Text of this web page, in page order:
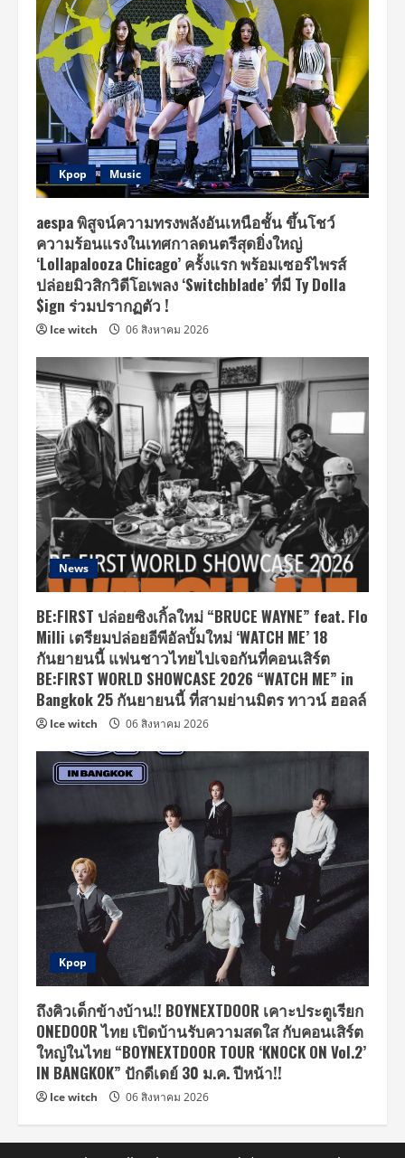
Kpop Music
aespa พิสูจน์ความทรงพลังอันเหนือชั้น ขึ้นโชว์
ความร้อนแรงในเทศกาลดนตรีสุดยิ่งใหญ่
‘Lollapalooza Chicago’ ครั้งแรก พร้อมเซอร์ไพรส์
ปล่อยมิวสิกวิดีโอเพลง ‘Switchblade’ ที่มี Ty Dolla
$ign ร่วมปรากฏตัว !
Ice witch 06 สิงหาคม 2026
News
BE:FIRST ปล่อยซิงเกิ้ลใหม่ “BRUCE WAYNE” feat. Flo
Milli เตรียมปล่อยอีพีอัลบั้มใหม่ ‘WATCH ME’ 18
กันยายนนี้ แฟนชาวไทยไปเจอกันที่คอนเสิร์ต
BE:FIRST WORLD SHOWCASE 2026 “WATCH ME” in
Bangkok 25 กันยายนนี้ ที่สามย่านมิตร ทาวน์ ฮอลล์
Ice witch 06 สิงหาคม 2026
Kpop
ถึงคิวเด็กข้างบ้าน!! BOYNEXTDOOR เคาะประตูเรียก
ONEDOOR ไทย เปิดบ้านรับความสดใส กับคอนเสิร์ต
ใหญ่ในไทย “BOYNEXTDOOR TOUR ‘KNOCK ON Vol.2’
IN BANGKOK” ปักดีเดย์ 30 ม.ค. ปีหน้า!!
Ice witch 06 สิงหาคม 2026